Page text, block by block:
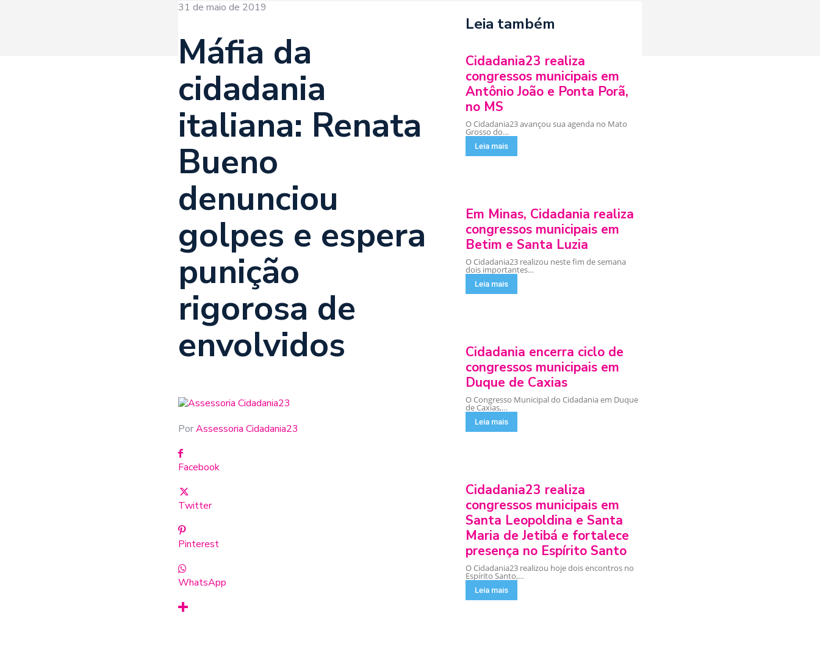
31 de maio de 2019
Máfia da
cidadania
italiana: Renata
Bueno
denunciou
golpes e espera
punição
rigorosa de
envolvidos
PorAssessoria Cidadania23
Facebook
Twitter
Pinterest
WhatsApp
Leia também
Cidadania23 realiza
congressos municipais em
Antônio João e Ponta Porã,
no MS
O Cidadania23 avançou sua agenda no Mato
Grosso do…
Leia mais
Em Minas, Cidadania realiza
congressos municipais em
Betim e Santa Luzia
O Cidadania23 realizou neste fim de semana
dois importantes…
Leia mais
Cidadania encerra ciclo de
congressos municipais em
Duque de Caxias
O Congresso Municipal do Cidadania em Duque
de Caxias,…
Leia mais
Cidadania23 realiza
congressos municipais em
Santa Leopoldina e Santa
Maria de Jetibá e fortalece
presença no Espírito Santo
O Cidadania23 realizou hoje dois encontros no
Espírito Santo,…
Leia mais